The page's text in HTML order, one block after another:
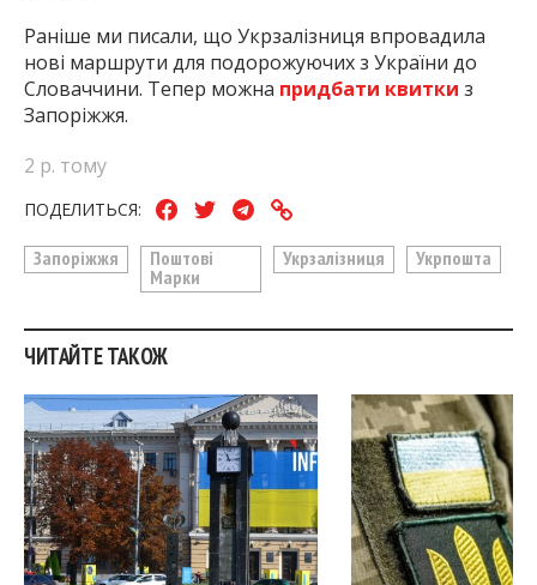
Раніше ми писали, що Укрзалізниця впровадила
нові маршрути для подорожуючих з України до
Словаччини. Тепер можна придбати квитки з
Запоріжжя.
2 р. тому
ПОДЕЛИТЬСЯ:
Запоріжжя
Поштові
Марки
Укрзалізниця Укрпошта
ЧИТАЙТЕ ТАКОЖ